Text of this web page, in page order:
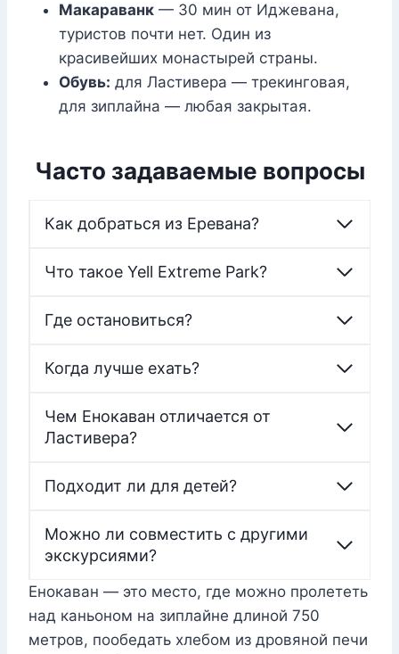
Макараванк — 30 мин от Иджевана,
туристов почти нет. Один из
красивейших монастырей страны.
Обувь: для Ластивера — трекинговая,
для зиплайна — любая закрытая.
Часто задаваемые вопросы
Как добраться из Еревана?
Что такое Yell Extreme Park?
Где остановиться?
Когда лучше ехать?
Чем Енокаван отличается от
Ластивера?
Подходит ли для детей?
Можно ли совместить с другими
экскурсиями?
Енокаван — это место, где можно пролететь
над каньоном на зиплайне длиной 750
метров, пообедать хлебом из дровяной печи